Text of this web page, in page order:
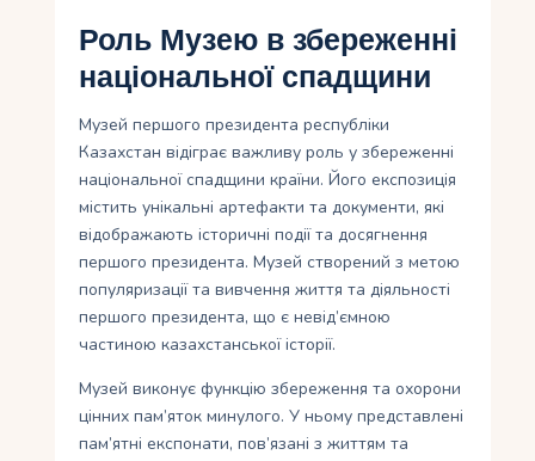
Роль Музею в збереженні
національної спадщини
Музей першого президента республіки
Казахстан відіграє важливу роль у збереженні
національної спадщини країни. Його експозиція
містить унікальні артефакти та документи, які
відображають історичні події та досягнення
першого президента. Музей створений з метою
популяризації та вивчення життя та діяльності
першого президента, що є невід’ємною
частиною казахстанської історії.
Музей виконує функцію збереження та охорони
цінних пам’яток минулого. У ньому представлені
пам’ятні експонати, пов’язані з життям та